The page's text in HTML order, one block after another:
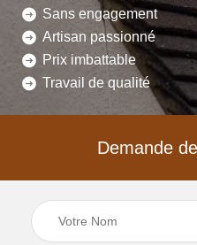
Sans engagement
Artisan passionné
Prix imbattable
Travail de qualité
Demande